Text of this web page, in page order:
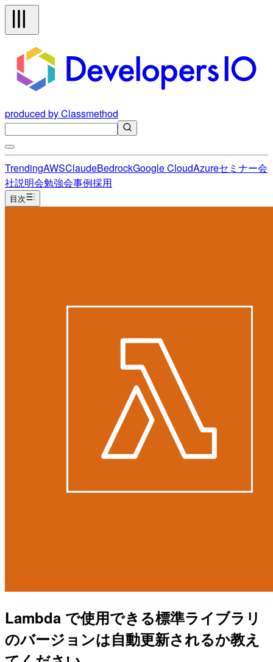
produced by Classmethod
TrendingAWSClaudeBedrockGoogle CloudAzureセミナー会
社説明会勉強会事例採用
目次
Lambda で使用できる標準ライブラリ
のバージョンは自動更新されるか教え